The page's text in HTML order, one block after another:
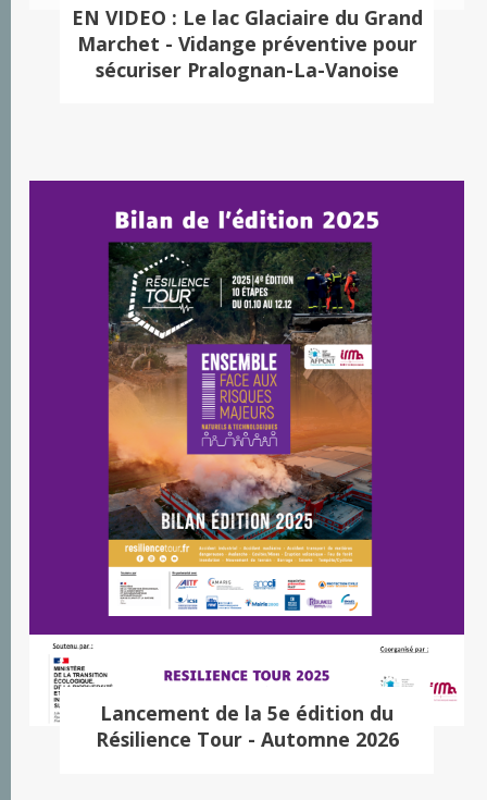
EN VIDEO : Le lac Glaciaire du Grand
Marchet - Vidange préventive pour
sécuriser Pralognan-La-Vanoise
Lancement de la 5e édition du
Résilience Tour - Automne 2026